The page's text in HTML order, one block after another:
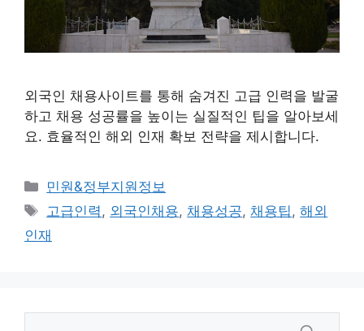
외국인 채용사이트를 통해 숨겨진 고급 인력을 발굴
하고 채용 성공률을 높이는 실질적인 팁을 알아보세
요. 효율적인 해외 인재 확보 전략을 제시합니다.
카
테
리
민원&정부지원정보
태
그
고급인력, 외국인채용,채용성공,채용팁,해외
인재